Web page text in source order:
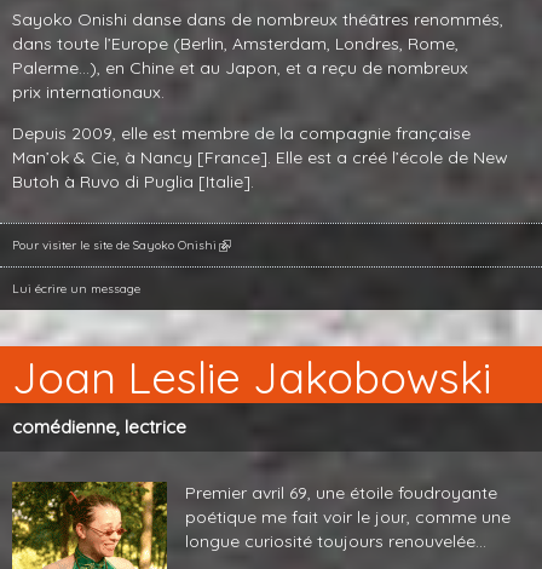
Sayoko Onishi danse dans de nombreux théâtres renommés,
dans toute l’Europe (Berlin, Amsterdam, Londres, Rome,
Palerme…), en Chine et au Japon, et a reçu de nombreux
prix internationaux.
Depuis 2009, elle est membre de la compagnie française
Man’ok& Cie, à Nancy [France]. Elle est a créé l’école de New
Butoh à Ruvo di Puglia [Italie].
Pour visiter le site de Sayoko Onishi
Lui écrire un message
Joan Leslie Jakobowski
comédienne, lectrice
Premier avril 69, une étoile foudroyante
poétique me fait voir le jour, comme une
longue curiosité toujours renouvelée…